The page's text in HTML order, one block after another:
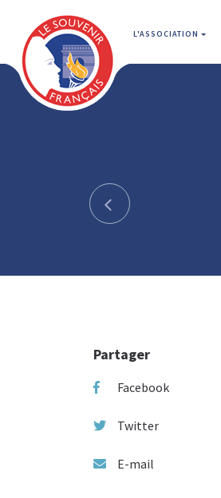
L'ASSOCIATION
Partager
Facebook
Twitter
E-mail